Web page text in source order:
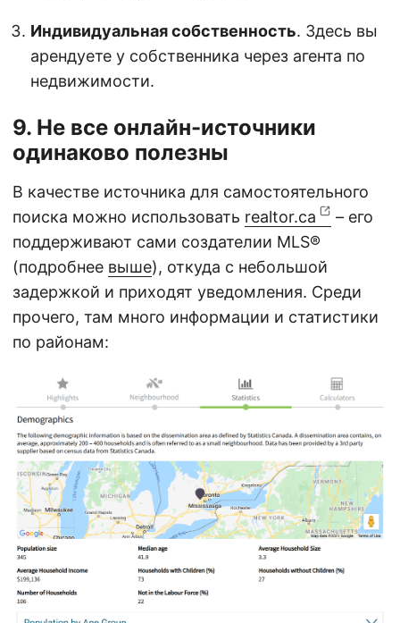
Индивидуальная собственность. Здесь вы
арендуете у собственника через агента по
недвижимости.
9. Не все онлайн-источники
одинаково полезны
В качестве источника для самостоятельного
поиска можно использовать realtor.ca
– его
поддерживают сами создателии MLS®
(подробнее выше), откуда с небольшой
задержкой и приходят уведомления. Среди
прочего, там много информации и статистики
по районам: